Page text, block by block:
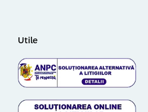
Utile